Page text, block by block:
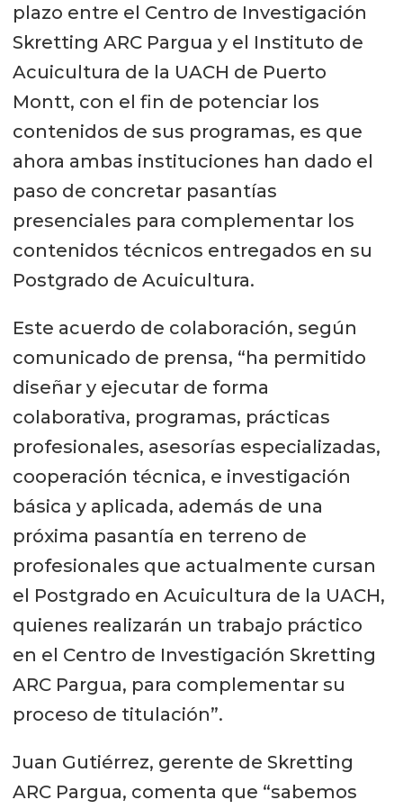
plazo entre el Centro de Investigación
Skretting ARC Pargua y el Instituto de
Acuicultura de la UACH de Puerto
Montt, con el fin de potenciar los
contenidos de sus programas, es que
ahora ambas instituciones han dado el
paso de concretar pasantías
presenciales para complementar los
contenidos técnicos entregados en su
Postgrado de Acuicultura.
Este acuerdo de colaboración, según
comunicado de prensa, “ha permitido
diseñar y ejecutar de forma
colaborativa, programas, prácticas
profesionales, asesorías especializadas,
cooperación técnica, e investigación
básica y aplicada, además de una
próxima pasantía en terreno de
profesionales que actualmente cursan
el Postgrado en Acuicultura de la UACH,
quienes realizarán un trabajo práctico
en el Centro de Investigación Skretting
ARC Pargua, para complementar su
proceso de titulación”.
Juan Gutiérrez, gerente de Skretting
ARC Pargua, comenta que “sabemos